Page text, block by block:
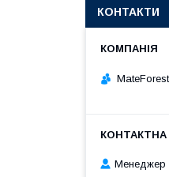
КОНТАКТИ
MateForest
Менеджер